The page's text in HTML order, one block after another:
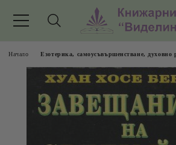
Начало Езотерика, самоусъвършенстване, духовно